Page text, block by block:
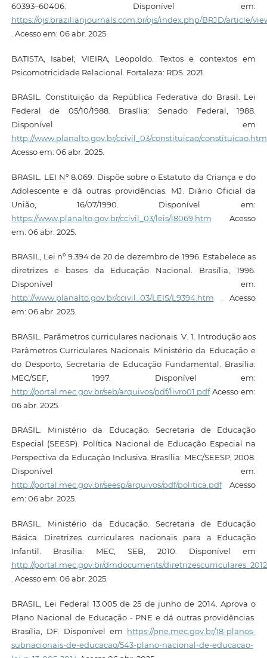
60393–60406. Disponível em:
https://ojs.brazilianjournals.com.br/ojs/index.php/BRJD/article/
. Acesso em: 06 abr. 2025.
BATISTA, Isabel; VIEIRA, Leopoldo. Textos e contextos em
Psicomotricidade Relacional. Fortaleza: RDS. 2021.
BRASIL. Constituição da República Federativa do Brasil. Lei
Federal de 05/10/1988. Brasília: Senado Federal, 1988.
Disponível em
http://www.planalto.gov.br/ccivil_03/constituicao/constituicao.htm
Acesso em: 06 abr. 2025.
BRASIL. LEI Nº 8.069. Dispõe sobre o Estatuto da Criança e do
Adolescente e dá outras providências. MJ. Diário Oficial da
União, 16/07/1990. Disponível em:
https://www.planalto.gov.br/ccivil_03/leis/l8069.htm Acesso
em: 06 abr. 2025.
BRASIL, Lei nº 9.394 de 20 de dezembro de 1996. Estabelece as
diretrizes e bases da Educação Nacional. Brasília, 1996.
Disponível em:
http://www.planalto.gov.br/ccivil_03/LEIS/L9394.htm . Acesso
em: 06 abr. 2025.
BRASIL. Parâmetros curriculares nacionais. V. 1. Introdução aos
Parâmetros Curriculares Nacionais. Ministério da Educação e
do Desporto, Secretaria de Educação Fundamental. Brasília:
MEC/SEF, 1997. Disponível em:
http://portal.mec.gov.br/seb/arquivos/pdf/livro01.pdfAcesso em:
06 abr. 2025.
BRASIL. Ministério da Educação. Secretaria de Educação
Especial (SEESP). Política Nacional de Educação Especial na
Perspectiva da Educação Inclusiva. Brasília: MEC/SEESP, 2008.
Disponível em:
http://portal.mec.gov.br/seesp/arquivos/pdf/politica.pdfAcesso
em: 06 abr. 2025.
BRASIL. Ministério da Educação. Secretaria de Educação
Básica. Diretrizes curriculares nacionais para a Educação
Infantil. Brasília: MEC, SEB, 2010. Disponível em
http://portal.mec.gov.br/dmdocuments/
. Acesso em: 06 abr. 2025.
BRASIL, Lei Federal 13.005 de 25 de junho de 2014. Aprova o
Plano Nacional de Educação - PNE e dá outras providências.
Brasília, DF. Disponível em https://pne.mec.gov.br/18-planos-
subnacionais-de-educacao/543-plano-nacional-de-educacao-